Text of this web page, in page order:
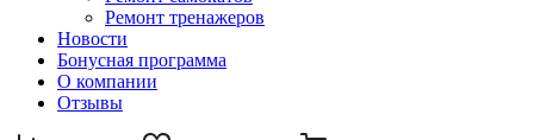
Ремонт тренажеров
Новости
Бонусная программа
О компании
Отзывы